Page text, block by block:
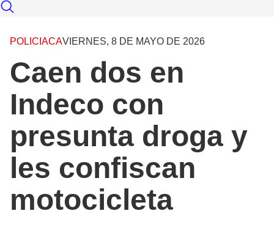
POLICIACAVIERNES, 8 DE MAYO DE 2026
Caen dos en
Indeco con
presunta droga y
les confiscan
motocicleta